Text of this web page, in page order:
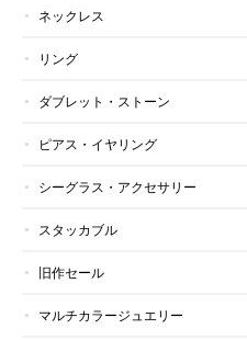
ネックレス
リング
ダブレット・ストーン
ピアス・イヤリング
シーグラス・アクセサリー
スタッカブル
旧作セール
マルチカラージュエリー